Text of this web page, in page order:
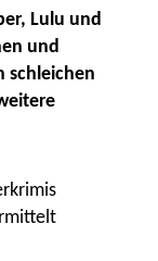
Lulu und
und
schleichen